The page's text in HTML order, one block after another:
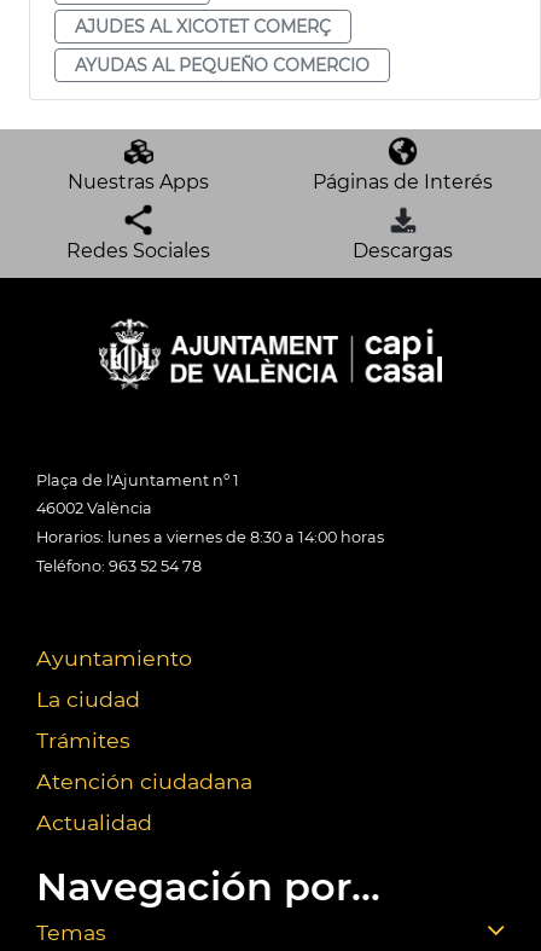
AJUDES AL XICOTET COMERÇ
AYUDAS AL PEQUEÑO COMERCIO
Nuestras Apps Páginas de Interés
Redes Sociales Descargas
Plaça de l'Ajuntament nº 1
46002 València
Horarios: lunes a viernes de 8:30 a 14:00 horas
Teléfono: 963 52 54 78
Ayuntamiento
La ciudad
Trámites
Atención ciudadana
Actualidad
Navegación por...
Temas